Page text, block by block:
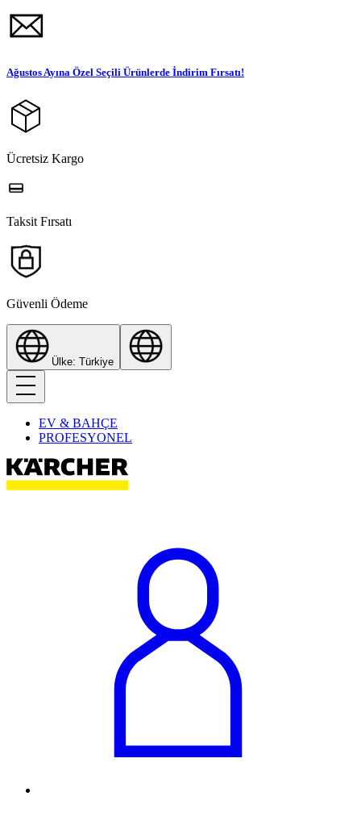
Ağustos Ayına Özel Seçili Ürünlerde İndirim Fırsatı!
Ücretsiz Kargo
Taksit Fırsatı
Güvenli Ödeme
Ülke: Türkiye
EV & BAHÇE
PROFESYONEL